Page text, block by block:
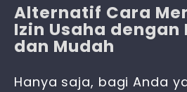
Alternatif Cara
Izin Usaha dengan
dan Mudah
Hanya saja, bagi Anda